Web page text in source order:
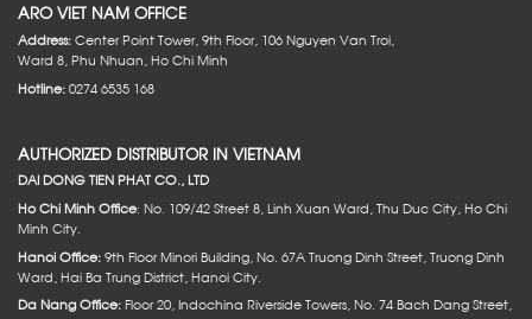
ARO VIET NAM OFFICE
Address:Center Point Tower, 9th Floor, 106 Nguyen Van Troi,
Ward 8, Phu Nhuan, Ho Chi Minh
Hotline:0274 6535 168
AUTHORIZED DISTRIBUTOR IN VIETNAM
DAI DONG TIEN PHAT CO., LTD
Ho Chi Minh Office: No. 109/42 Street 8, Linh Xuan Ward, Thu Duc City, Ho Chi
Minh City.
Hanoi Office:9th Floor Minori Building, No. 67A Truong Dinh Street, Truong Dinh
Ward, Hai Ba Trung District, Hanoi City.
Da Nang Office:Floor 20, Indochina Riverside Towers, No. 74 Bach Dang Street,